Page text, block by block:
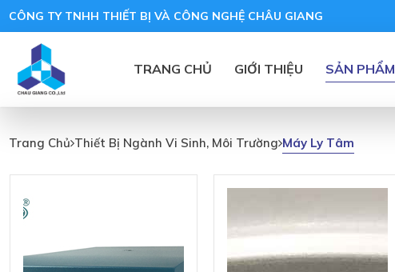
CÔNG TY TNHH THIẾT BỊ VÀ CÔNG NGHỆ CHÂU GIANG
TRANG CHỦ GIỚI THIỆU SẢN PHẨM
Trang Chủ Thiết Bị Ngành Vi Sinh, Môi Trường Máy Ly Tâm
Máy
Ly